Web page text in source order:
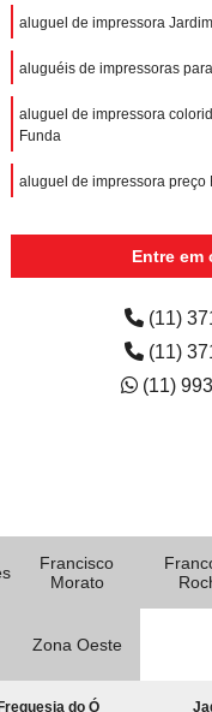
aluguel de impressora
aluguéis de impressoras
aluguel de impressora
Funda
aluguel de impressora preço
Aldeia da serra -
Entre em
(11)
(11)
(11)
Francisco
Morato
Zona Oeste
do Ó